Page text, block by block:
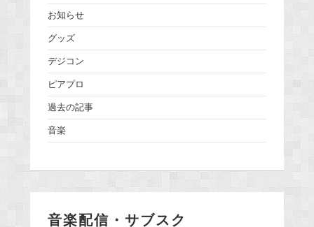
お知らせ
グッズ
デジコン
ピアプロ
過去の記事
音楽
音楽配信・サブスク